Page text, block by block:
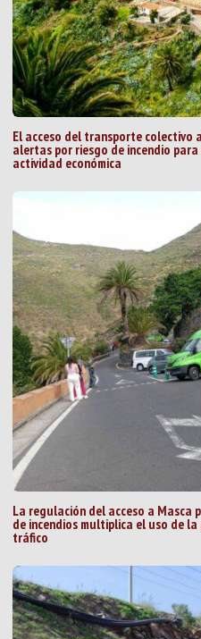
El acceso del transporte colectivo
alertas por riesgo de incendio
actividad económica
La regulación del acceso a Masca
de incendios multiplica el uso de
tráfico